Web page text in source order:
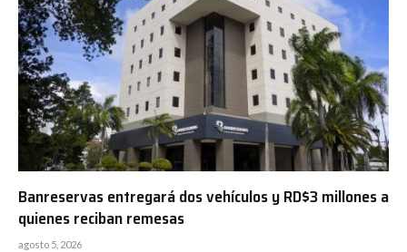
Banreservas entregará dos vehículos y RD$3 millones a
quienes reciban remesas
agosto 5, 2026